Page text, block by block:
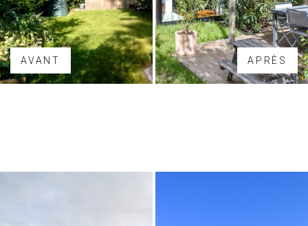
AVANT APRÈS